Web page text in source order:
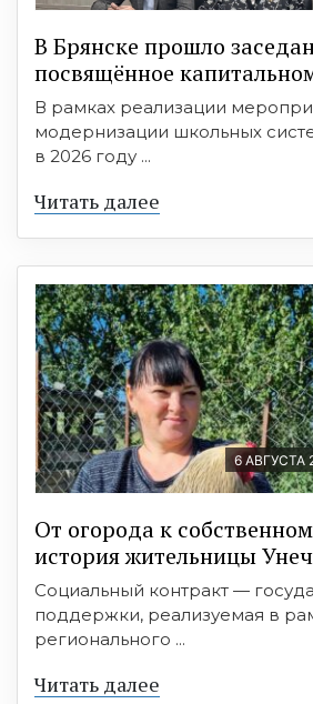
В Брянске прошло
посвящённое
В рамках реализации
модернизации школьных
в 2026 году ...
Читать далее
6 АВГУСТА
От огорода к
история жительницы
Социальный контракт —
поддержки, реализуемая в
регионального ...
Читать далее